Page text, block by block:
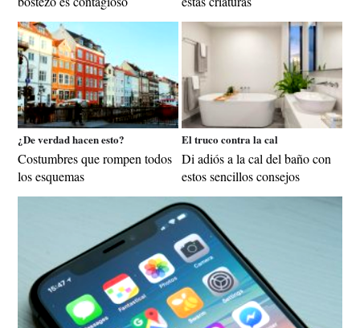
¿De verdad hacen esto?
Costumbres que rompen todos
los esquemas
El truco contra la cal
Di adiós a la cal del baño con
estos sencillos consejos